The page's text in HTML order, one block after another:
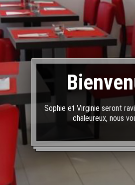
Sophie et Virginie seront
chaleureux, nous